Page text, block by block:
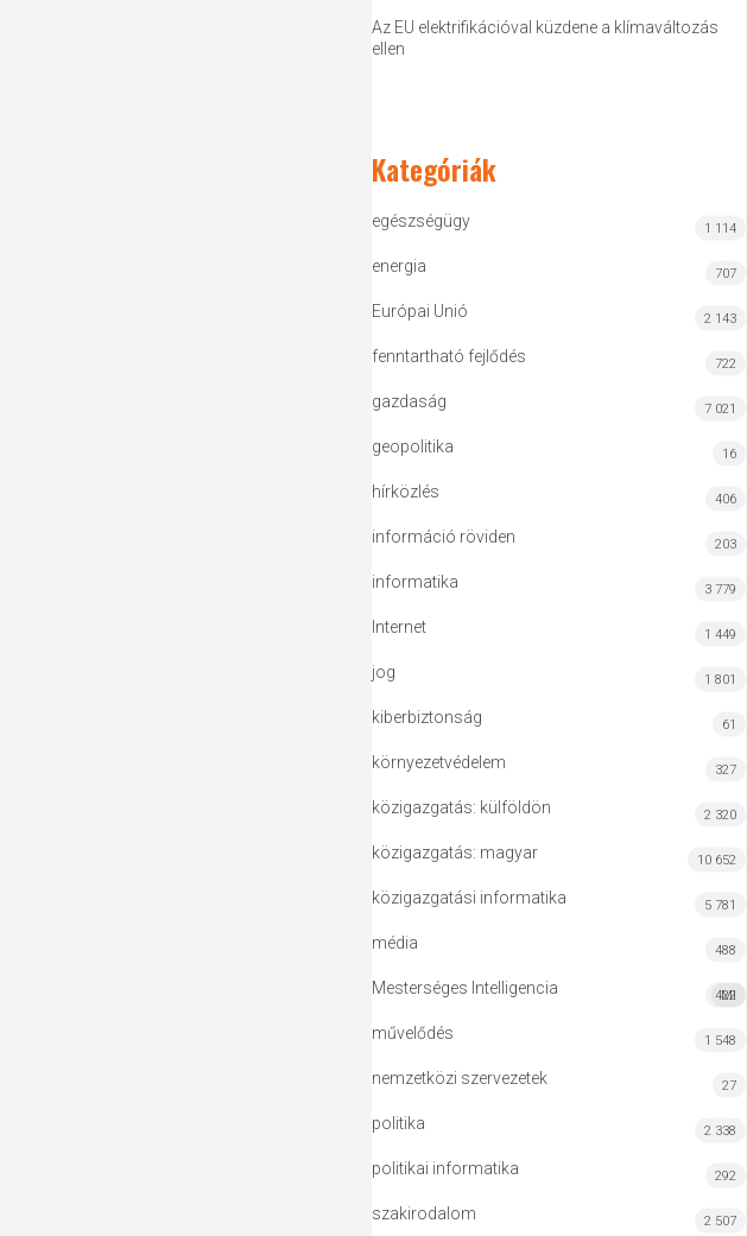
Az EU elektrifikációval küzdene a klímaváltozás
ellen
Kategóriák
egészségügy 1 114
energia 707
Európai Unió 2 143
fenntartható fejlődés 722
gazdaság 7 021
geopolitika 16
hírközlés 406
információ röviden 203
informatika 3 779
Internet 1 449
jog 1 801
kiberbiztonság 61
környezetvédelem 327
közigazgatás: külföldön 2 320
közigazgatás: magyar 10 652
közigazgatási informatika 5 781
média 488
Mesterséges Intelligencia MI
422
művelődés 1 548
nemzetközi szervezetek 27
politika 2 338
politikai informatika 292
szakirodalom 2 507